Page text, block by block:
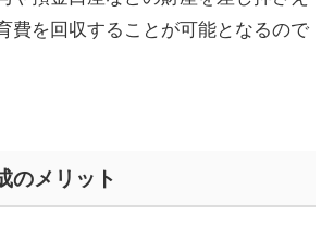
費を回収することが可能となるので
のメリット